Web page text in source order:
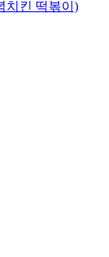
치킨 떡볶이)